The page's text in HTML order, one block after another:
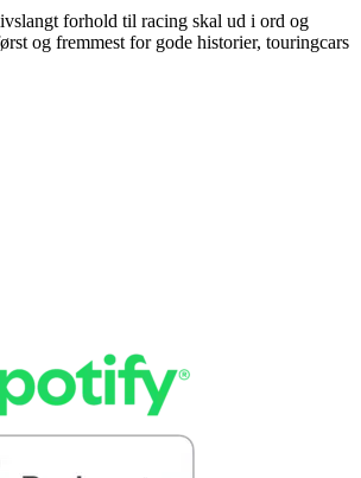
forhold til racing skal ud i ord og
og fremmest for gode historier, touringcars